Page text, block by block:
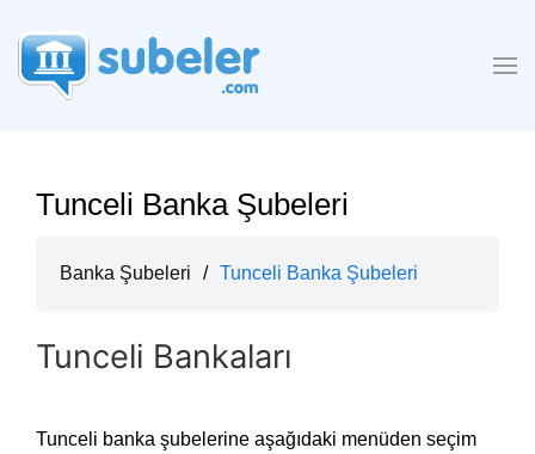
Tunceli Banka Şubeleri
Banka Şubeleri / Tunceli Banka Şubeleri
Tunceli Bankaları
Tunceli banka şubelerine aşağıdaki menüden seçim